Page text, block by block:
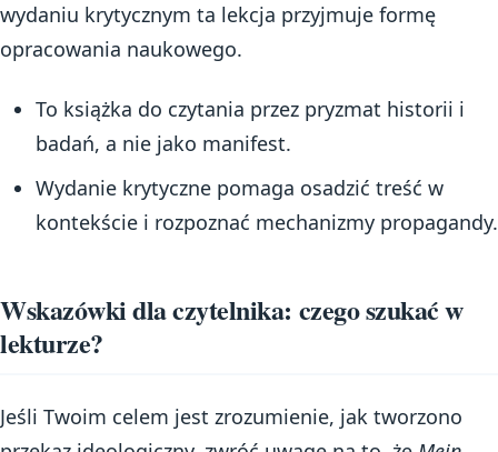
wydaniu krytycznym ta lekcja przyjmuje formę
opracowania naukowego.
To książka do czytania przez pryzmat historii i
badań, a nie jako manifest.
Wydanie krytyczne pomaga osadzić treść w
kontekście i rozpoznać mechanizmy propagandy.
Wskazówki dla czytelnika: czego szukać w
lekturze?
Jeśli Twoim celem jest zrozumienie, jak tworzono